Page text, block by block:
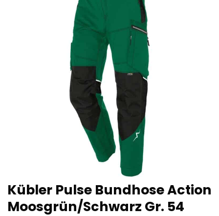
Kübler Pulse Bundhose Action
Moosgrün/Schwarz Gr. 54